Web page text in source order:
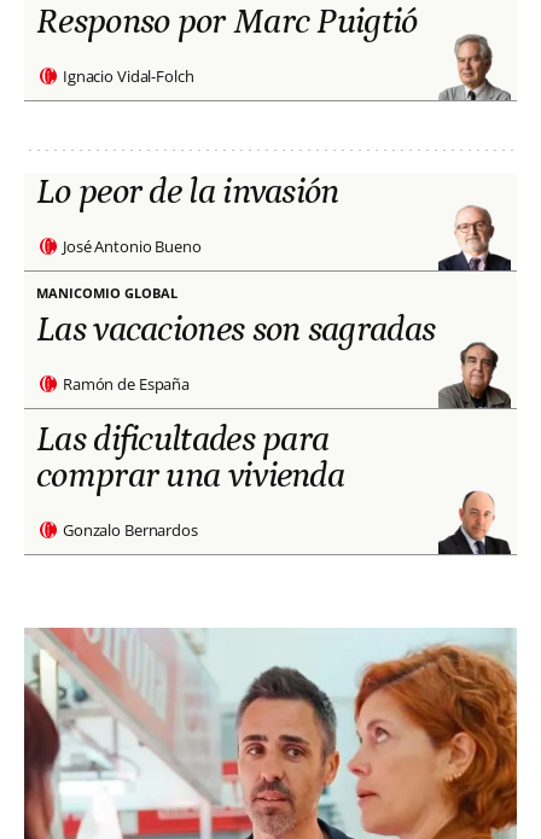
Responso por Marc Puigtió
Ignacio Vidal-Folch
Lo peor de la invasión
José Antonio Bueno
MANICOMIO GLOBAL
Las vacaciones son sagradas
Ramón de España
Las dificultades para
comprar una vivienda
Gonzalo Bernardos